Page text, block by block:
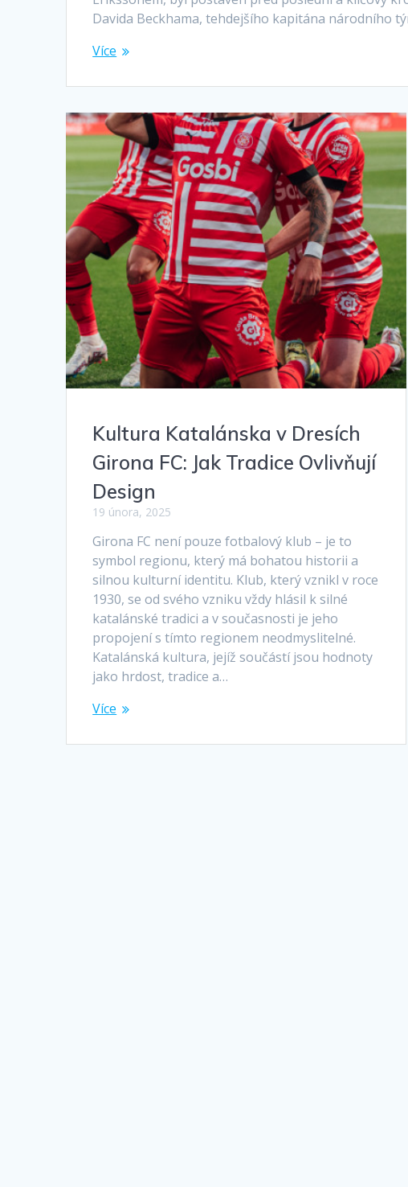
Davida Beckhama, tehdejšího kapitána národního
Více
Kultura Katalánska v Dresích
Girona FC: Jak Tradice Ovlivňují
Design
19 února, 2025
Girona FC není pouze fotbalový klub – je to
symbol regionu, který má bohatou historii a
silnou kulturní identitu. Klub, který vznikl v roce
1930, se od svého vzniku vždy hlásil k silné
katalánské tradici a v současnosti je jeho
propojení s tímto regionem neodmyslitelné.
Katalánská kultura, jejíž součástí jsou hodnoty
jako hrdost, tradice a…
Více